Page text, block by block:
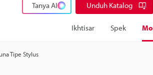
Tanya AI Unduh Katalog
Ikhtisar Spek
Tipe Stylus